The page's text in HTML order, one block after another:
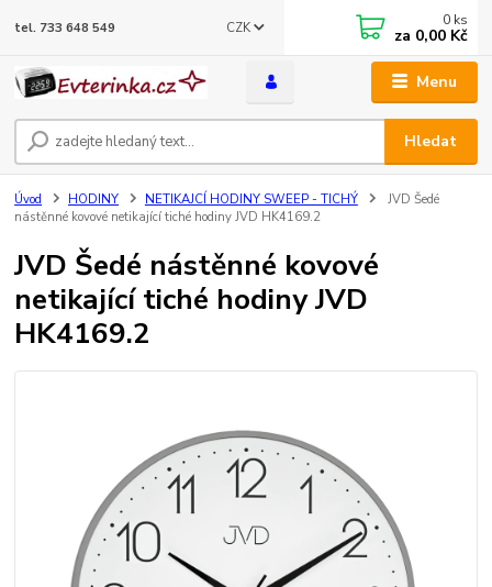
Menu
CZK
Hledat
tel. 733 648 549 0 ks
za 0,00 Kč
Úvod HODINY NETIKAJCÍ HODINY SWEEP - TICHÝ
JVD Šedé
nástěnné kovové netikající tiché hodiny JVD HK4169.2
JVD Šedé nástěnné kovové
netikající tiché hodiny JVD
HK4169.2